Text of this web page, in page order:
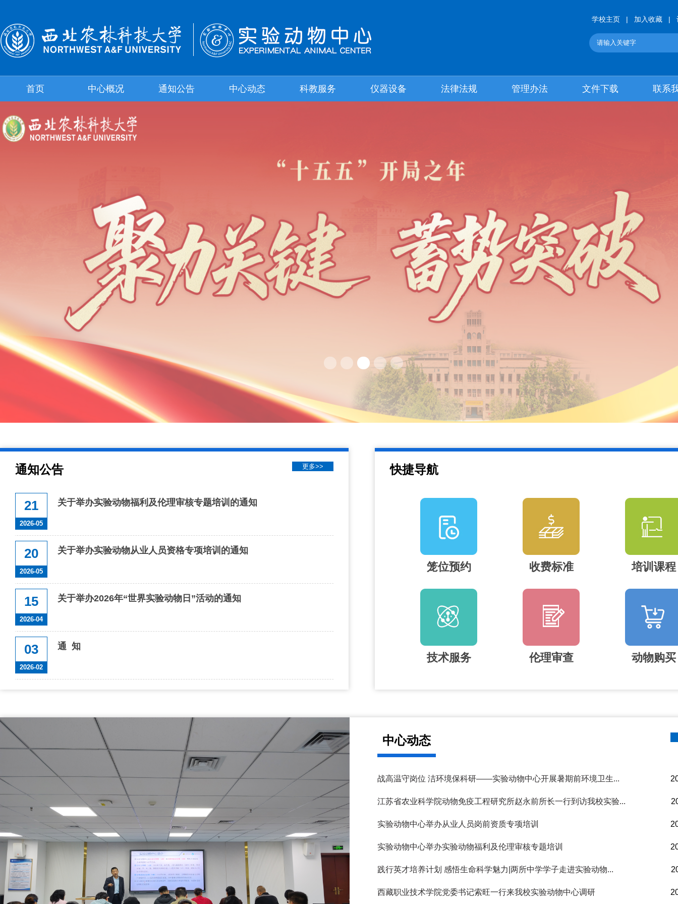
学校主页 | 加入收藏 |
首页 中心概况 通知公告 中心动态 科教服务 仪器设备 法律法规 管理办法 文件下载 联系
更多>>
通知公告
21
2026-05
关于举办实验动物福利及伦理审核专题培训的通知
20
2026-05
关于举办实验动物从业人员资格专项培训的通知
15
2026-04
关于举办2026年“世界实验动物日”活动的通知
03
2026-02
通 知
快捷导航
笼位预约 收费标准 培训课程
技术服务 伦理审查 动物购买
中心动态
战高温守岗位 洁环境保科研——实验动物中心开展暑期前环境卫生...
江苏省农业科学院动物免疫工程研究所赵永前所长一行到访我校实验...
实验动物中心举办从业人员岗前资质专项培训
实验动物中心举办实验动物福利及伦理审核专题培训
践行英才培养计划 感悟生命科学魅力|两所中学学子走进实验动物...
西藏职业技术学院党委书记索旺一行来我校实验动物中心调研